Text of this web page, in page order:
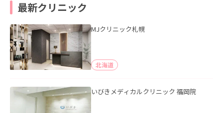
最新クリニック
MJクリニック札幌
北海道
いびきメディカルクリニック 福岡院